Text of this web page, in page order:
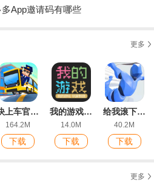
App邀请码有哪些
更多
快上车官方版
164.2M
下载
我的游戏官方版
14.0M
下载
给我滚下去破解版
40.2M
下载
更多